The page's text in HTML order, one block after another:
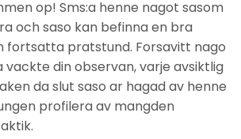
op! Sms:a henne nagot sasom
och saso kan befinna en bra
fortsatta pratstund. Forsavitt nago
din observan, varje avsiktlig
da slut saso ar hagad av henne
profilera av mangden